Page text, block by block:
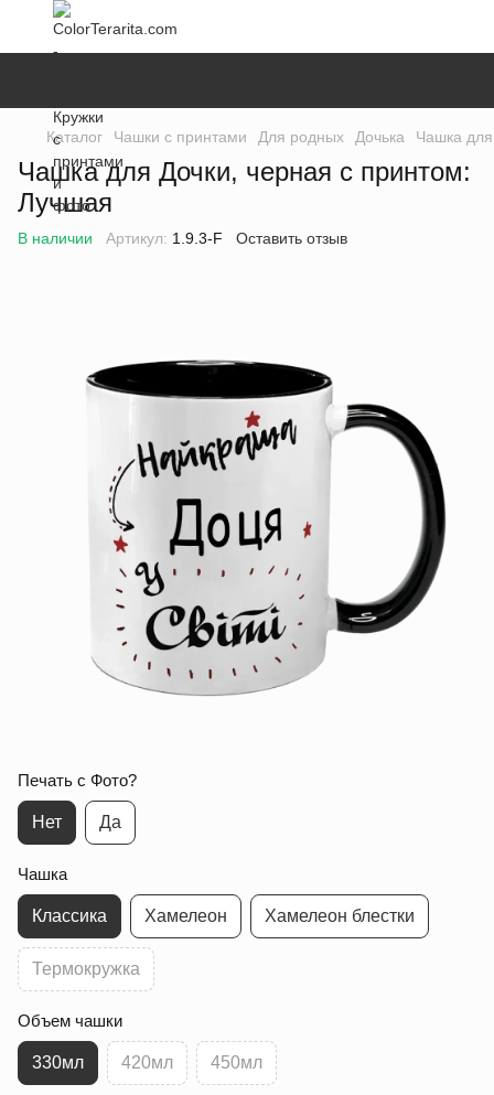
Каталог Чашки с принтами Для родных Дочька Чашка
Чашка для Дочки, черная с принтом:
Лучшая
В наличии Артикул: 1.9.3-F Оставить отзыв
Печать с Фото?
Нет Да
Чашка
Классика Хамелеон Хамелеон блестки
Термокружка
Объем чашки
330мл 420мл 450мл